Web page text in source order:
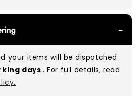
that are in great condition
of wear. While they are
free of significant defects
shape overall.
your items will be dispatched
days. For full details, read